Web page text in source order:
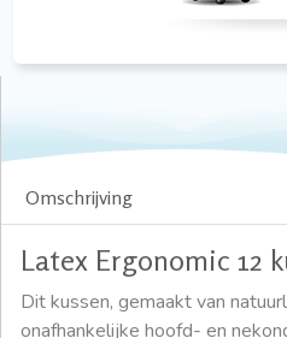
Omschrijving
Latex Ergonomic 12
Dit kussen, gemaakt van
onafhankelijke hoofd- en